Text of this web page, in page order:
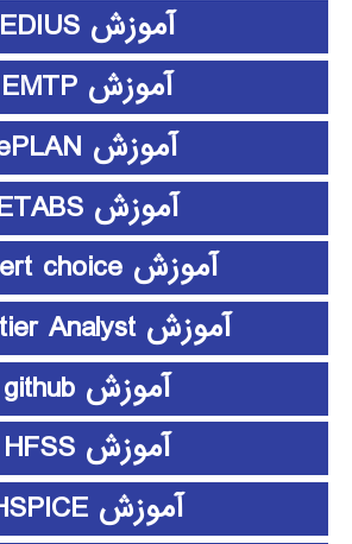
آموزش EDIUS
آموزش EMTP
آموزش ePLAN
آموزش ETABS
آموزش expert choice
آموزش Frontier Analyst
آموزش github
آموزش HFSS
آموزش HSPICE